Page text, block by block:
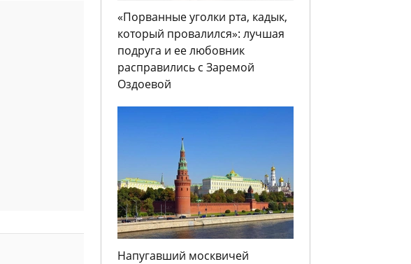
«Порванные уголки рта, кадык,
который провалился»: лучшая
подруга и ее любовник
расправились с Заремой
Оздоевой
Напугавший москвичей